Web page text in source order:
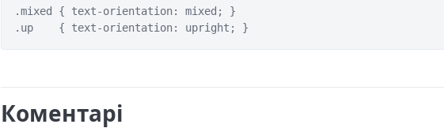
.mixed { text-orientation: mixed; }
.up    { text-orientation: upright; }
Коментарі